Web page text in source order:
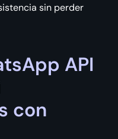
sin perder
API
con